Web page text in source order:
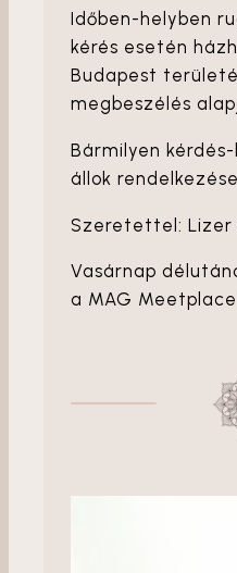
Időben-helyben
kérés esetén
Budapest
megbeszélés
Bármilyen
állok
Szeretettel: Lizer
Vasárnap
a MAG